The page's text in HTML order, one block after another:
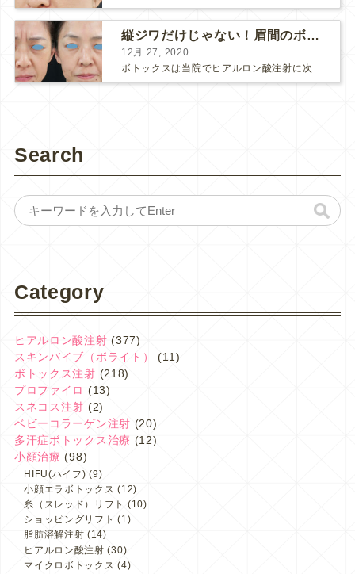
縦ジワだけじゃない！眉間のボトックス注射
12月 27, 2020
ボトックスは当院でヒアルロン酸注射に次いで人気のある治療です。 私自身、美容治療が制限されていた妊娠・授乳中に一番やりたかったのはボトックスで、 「ボトックスが世の中から無くなったら困る！」と...
Search
Category
ヒアルロン酸注射 (377)
スキンバイブ（ボライト）
(11)
ボトックス注射 (218)
プロファイロ (13)
スネコス注射 (2)
ベビーコラーゲン注射 (20)
多汗症ボトックス治療 (12)
小顔治療 (98)
HIFU(ハイフ) (9)
小顔エラボトックス (12)
糸（スレッド）リフト (10)
ショッピングリフト (1)
脂肪溶解注射 (14)
ヒアルロン酸注射 (30)
マイクロボトックス (4)